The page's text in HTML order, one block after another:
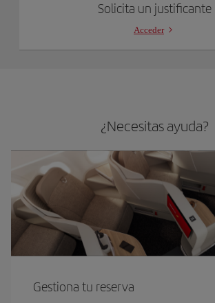
Solicita un justificante
Acceder
¿Necesitas ayuda?
Gestiona tu reserva